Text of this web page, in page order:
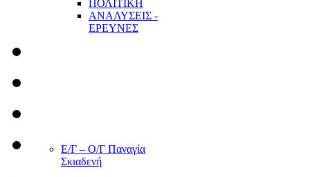
ΠΟΛΙΤΙΚΗ
ΑΝΑΛΥΣΕΙΣ -
ΕΡΕΥΝΕΣ
Ε/Γ – Ο/Γ Παναγία
Σκιαδενή